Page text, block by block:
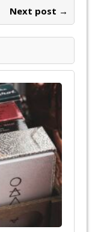
Next post →